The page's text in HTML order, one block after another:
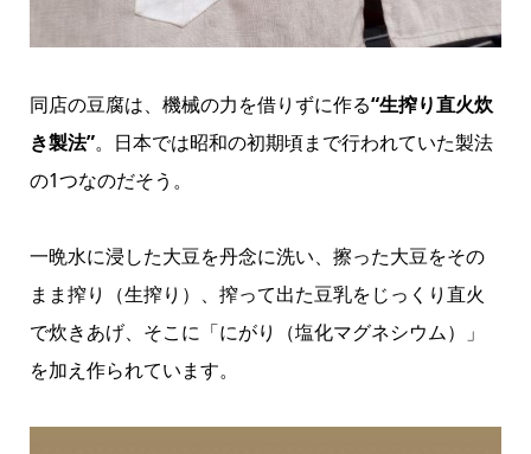
同店の豆腐は、機械の力を借りずに作る“生搾り直火炊
き製法”。日本では昭和の初期頃まで行われていた製法
の1つなのだそう。
一晩水に浸した大豆を丹念に洗い、擦った大豆をその
まま搾り（生搾り）、搾って出た豆乳をじっくり直火
で炊きあげ、そこに「にがり（塩化マグネシウム）」
を加え作られています。